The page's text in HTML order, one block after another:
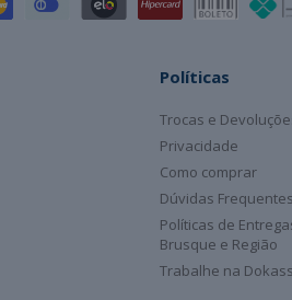
Políticas
Trocas e
Privacidade
Como comprar
Dúvidas Frequentes
Políticas de
Brusque e Região
Trabalhe na